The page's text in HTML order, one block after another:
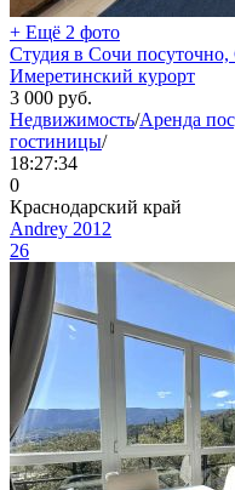
+ Ещё 2 фото
Студия в Сочи
Имеретинский курорт
3 000 руб.
Недвижимость/Аренда
гостиницы/
18:27:34
0
Краснодарский край
Andrey 2012
26